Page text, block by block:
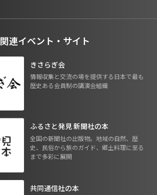
関連イベント・サイト
きさらぎ会
情報収集と交流の場を提供する日本で最も
歴史ある会員制の講演会組織
ふるさと発見 新聞社の本
全国の新聞社の出版物。地域の自然、歴
史、民俗から旅のガイド、郷土料理に至る
まで多彩に展開
共同通信社の本